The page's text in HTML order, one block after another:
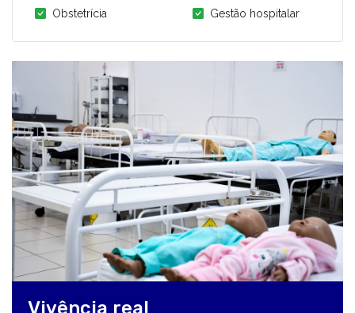
Obstetrícia
Gestão hospitalar
Vivência real